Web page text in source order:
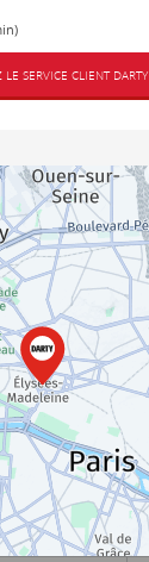
LE SERVICE CLIENT DARTY